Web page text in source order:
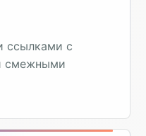
ссылками с
смежными